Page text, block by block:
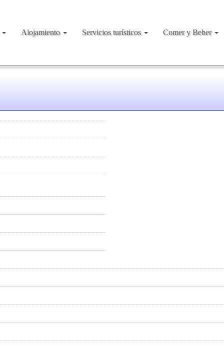
Alojamiento Servicios turísticos Comer y Beber